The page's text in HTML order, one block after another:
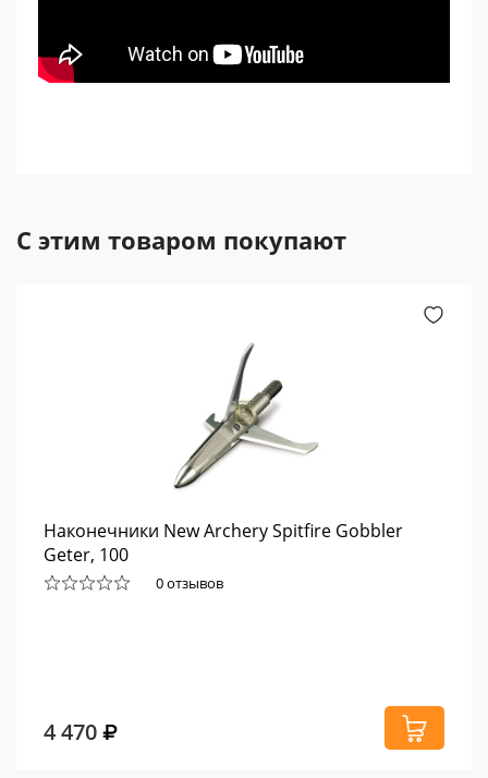
С этим товаром покупают
Наконечники New Archery Spitfire Gobbler
Geter, 100
0 отзывов
4 470